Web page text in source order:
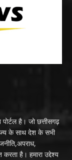
है। जो छत्तीसगढ़
के साथ देश के सभी
है। हमारा उद्देश्य